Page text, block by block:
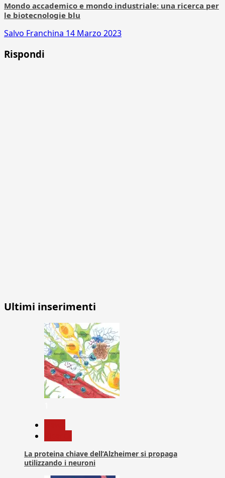
Mondo accademico e mondo industriale: una ricerca per
le biotecnologie blu
Salvo Franchina 14 Marzo 2023
Rispondi
Ultimi inserimenti
La proteina chiave dell’Alzheimer si propaga
utilizzando i neuroni